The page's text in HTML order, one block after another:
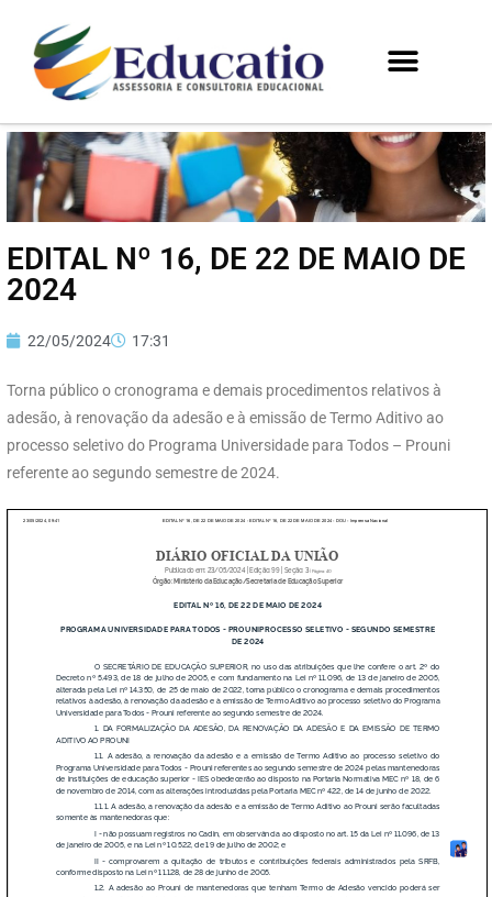
EDITAL Nº 16, DE 22 DE MAIO DE
2024
22/05/2024 17:31
Torna público o cronograma e demais procedimentos relativos à
adesão, à renovação da adesão e à emissão de Termo Aditivo ao
processo seletivo do Programa Universidade para Todos – Prouni
referente ao segundo semestre de 2024.